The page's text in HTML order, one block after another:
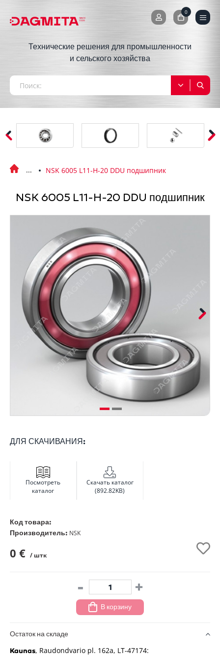
0
0
Технические решения для промышленности
и сельского хозяйства
NSK 6005 L11-H-20 DDU подшипник
NSK 6005 L11-H-20 DDU подшипник
ДЛЯ СКАЧИВАНИЯ:
Посмотреть
каталог
Скачать каталог
(892.82KB)
Код товара:
Производитель: NSK
0 € / штк
- +
В корзину
Остаток на складе
Kaunas, Raudondvario pl. 162a, LT-47174: